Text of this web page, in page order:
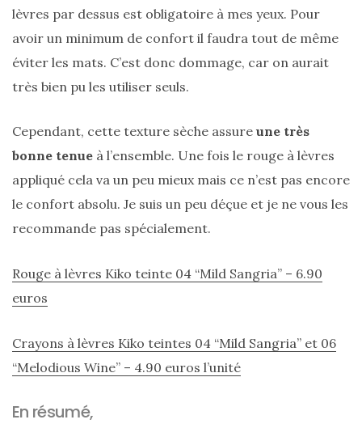
(218)
Sélections
shopping
DU BLOG
lèvres par dessus est obligatoire à mes yeux. Pour
avoir un minimum de confort il faudra tout de même
éviter les mats. C’est donc dommage, car on aurait
très bien pu les utiliser seuls.
Cependant, cette texture sèche assure une très
bonne tenue à l’ensemble. Une fois le rouge à lèvres
appliqué cela va un peu mieux mais ce n’est pas encore
le confort absolu. Je suis un peu déçue et je ne vous les
recommande pas spécialement.
Rouge à lèvres Kiko teinte 04 “Mild Sangria” – 6.90
euros
Crayons à lèvres Kiko teintes 04 “Mild Sangria” et 06
“Melodious Wine” – 4.90 euros l’unité
En résumé,